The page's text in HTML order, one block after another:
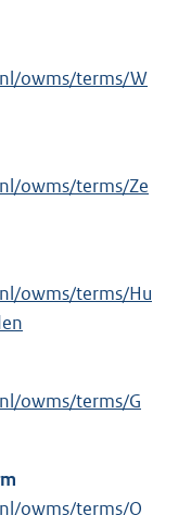
owms/terms/W
owms/terms/Ze
owms/terms/Hu
owms/terms/G
owms/terms/O